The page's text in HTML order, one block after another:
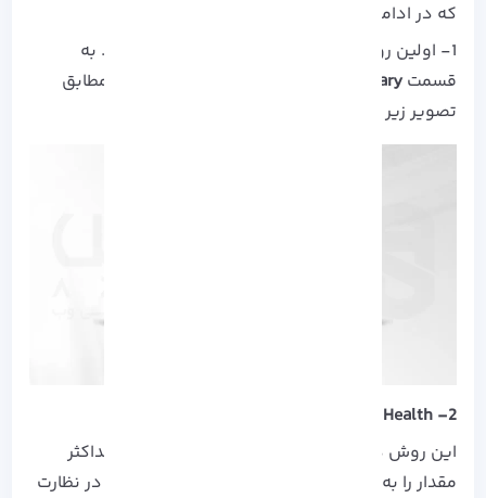
که در ادامه به شرح آن ها خواهیم پرداخت:
1- اولین روش مراجعه به داشبورد وردپرس است. به
قسمت Media Library
بروید. سپس مطابق
تصویر زیر مقدار حداکثر را مشاهده می کنید:
2- Site Health
این روش در وردپرس 5.2 معرفی شده است که حداکثر
مقدار را به شما نشان می دهد. همچنین این ابزار در نظارت